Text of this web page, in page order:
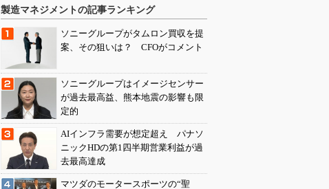
製造マネジメントの記事ランキング
ソニーグループがタムロン買収を提
案、その狙いは？ CFOがコメント
ソニーグループはイメージセンサー
が過去最高益、熊本地震の影響も限
定的
AIインフラ需要が想定超え パナソ
ニックHDの第1四半期営業利益が過
去最高達成
マツダのモータースポーツの“聖